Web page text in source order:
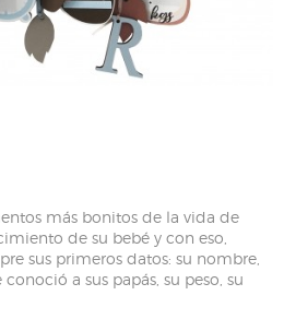
más bonitos de la vida de
de su bebé y con eso,
sus primeros datos: su nombre,
a sus papás, su peso, su